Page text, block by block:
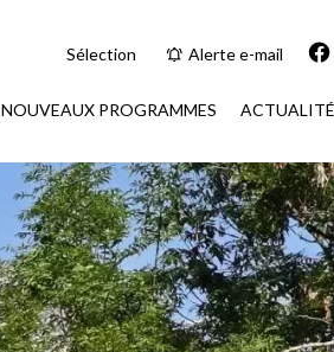
Sélection Alerte e-mail
NOUVEAUX PROGRAMMES